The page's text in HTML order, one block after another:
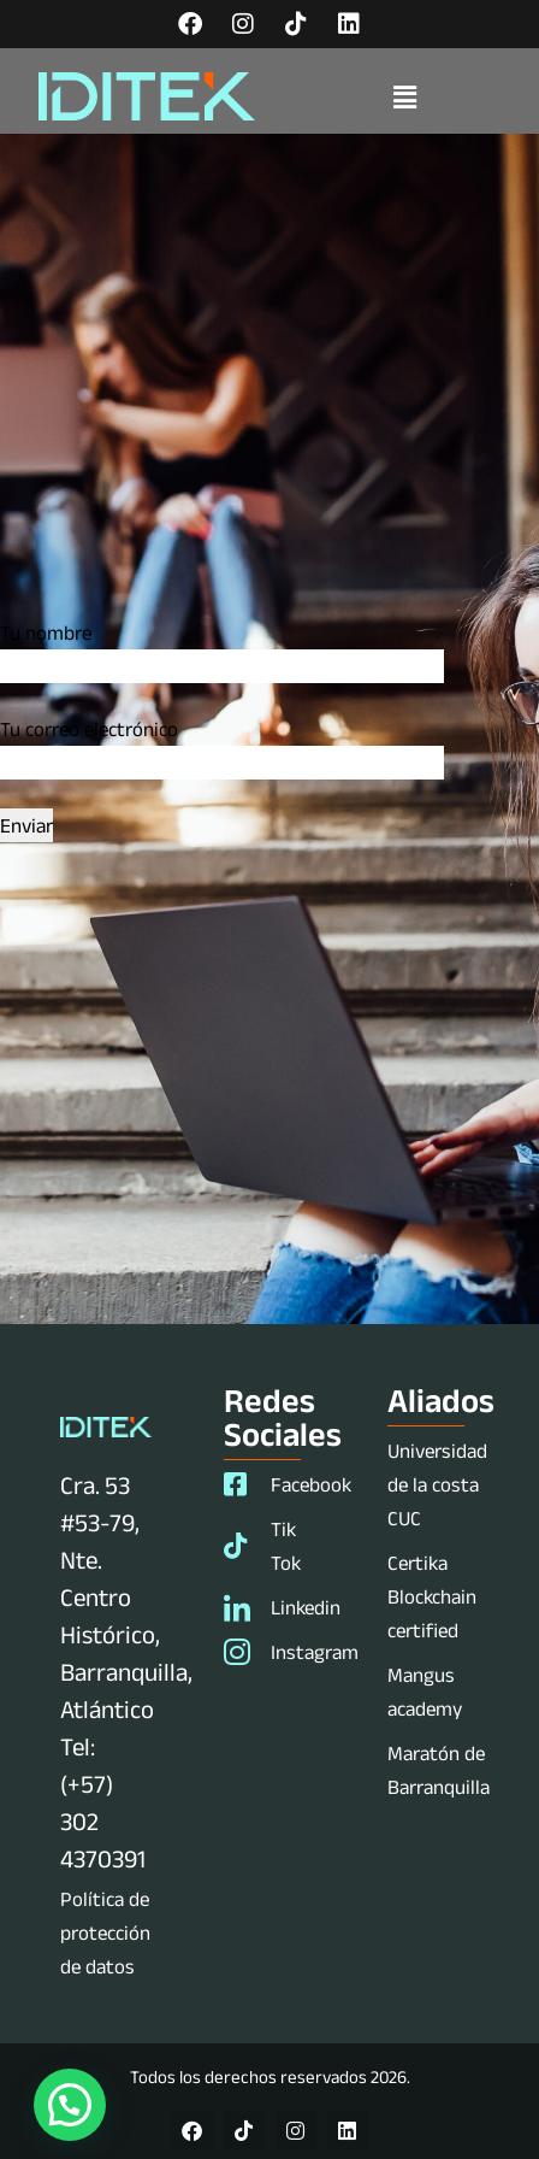
Tu nombre
Tu correo electrónico
Cra. 53
#53-79,
Nte.
Centro
Histórico,
Barranquilla,
Atlántico
Tel:
(+57)
302
4370391
Política de
protección
de datos
Redes
Sociales
Facebook
Tik
Tok
Linkedin
Instagram
Aliados
Universidad
de la costa
CUC
Certika
Blockchain
certified
Mangus
academy
Maratón de
Barranquilla
Todos los derechos reservados 2026.